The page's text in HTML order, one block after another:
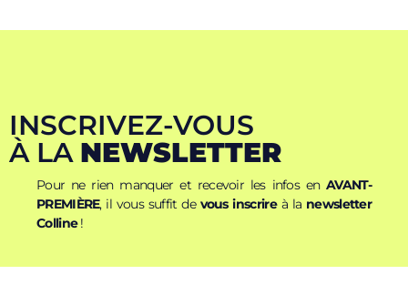
INSCRIVEZ-VOUS
À LA NEWSLETTER
Pour ne rien manquer et recevoir les infos enAVANT-
PREMIÈRE, il vous suffit de vous inscrireà la newsletter
Colline!